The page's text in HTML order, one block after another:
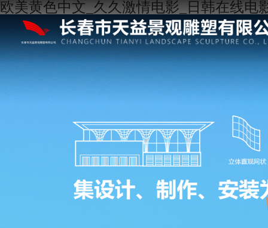
欧美黄色中文_久久激情电影_日韩在线电